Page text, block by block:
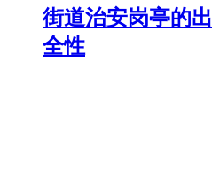
街道治安岗亭的
全性